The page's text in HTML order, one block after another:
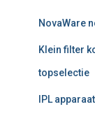
NovaWare
Klein filter
topselectie
IPL